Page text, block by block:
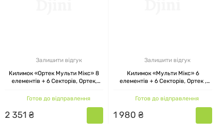
Залишити відгук
Килимок «Ортек Мульти Мікс» 8
елементів + 6 Секторів, Ортек,
Готов до відправлення
2 351 ₴
Залишити відгук
Килимок «Мульти Мікс» 6
елементів + 6 Секторів, Ортек ,
Готов до відправлення
1 980 ₴